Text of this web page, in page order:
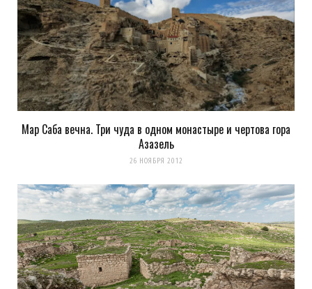
Мар Саба вечна. Три чуда в одном монастыре и чертова гора
Азазель
26 НОЯБРЯ 2012